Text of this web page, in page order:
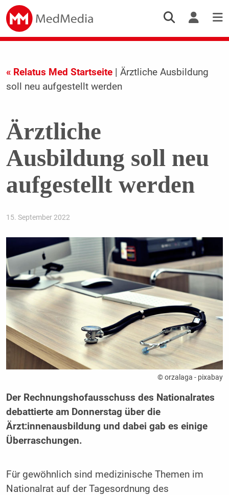
« Relatus Med Startseite| Ärztliche Ausbildung
soll neu aufgestellt werden
Ärztliche
Ausbildung soll neu
aufgestellt werden
15. September 2022
© orzalaga - pixabay
Der Rechnungshofausschuss des Nationalrates
debattierte am Donnerstag über die
Ärzt:innenausbildung und dabei gab es einige
Überraschungen.
Für gewöhnlich sind medizinische Themen im
Nationalrat auf der Tagesordnung des